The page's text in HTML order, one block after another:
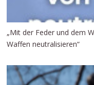
„Mit der Feder und dem
Waffen neutralisieren“